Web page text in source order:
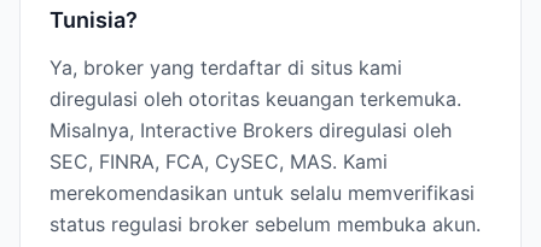
Tunisia?
Ya, broker yang terdaftar di situs kami
diregulasi oleh otoritas keuangan terkemuka.
Misalnya, Interactive Brokers diregulasi oleh
SEC, FINRA, FCA, CySEC, MAS. Kami
merekomendasikan untuk selalu memverifikasi
status regulasi broker sebelum membuka akun.